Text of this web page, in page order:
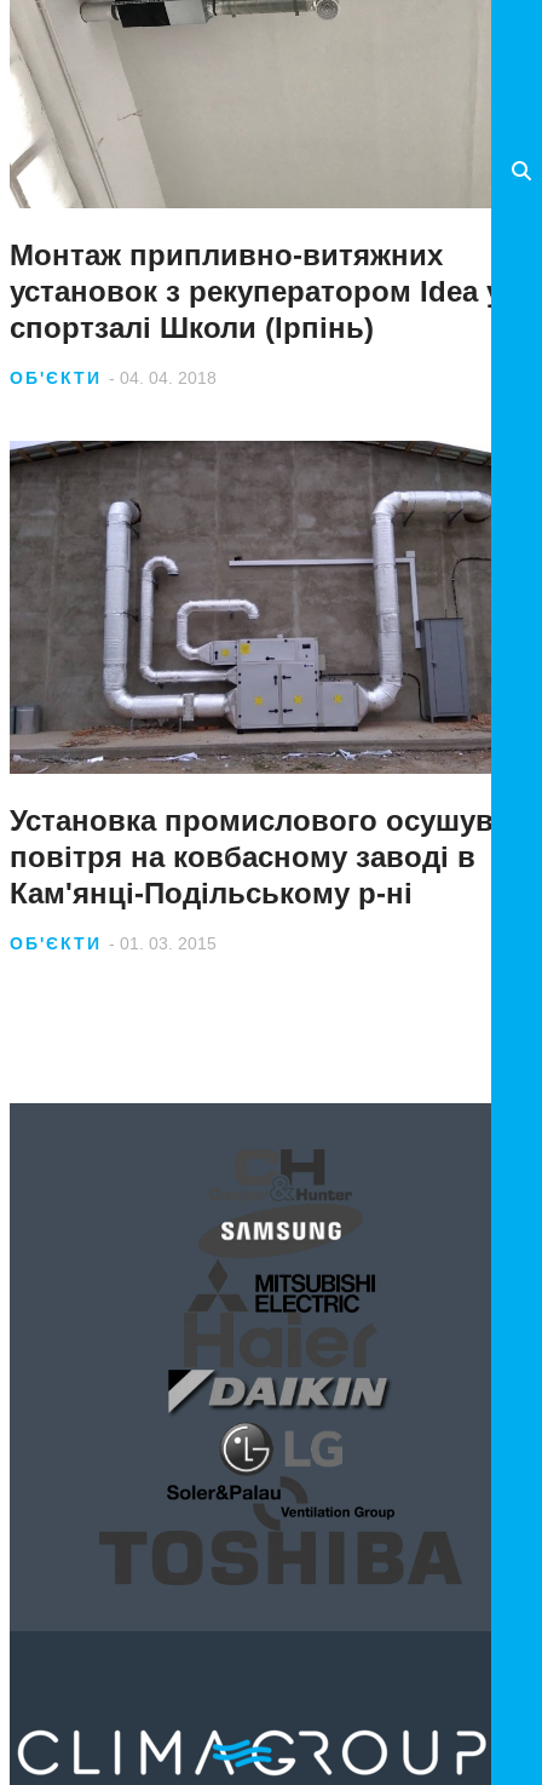
Монтаж припливно-витяжних
установок з рекуператором Idea у
спортзалі Школи (Ірпінь)
ОБ'ЄКТИ - 04. 04. 2018
Установка промислового осушувача
повітря на ковбасному заводі в
Кам'янці-Подільському р-ні
ОБ'ЄКТИ - 01. 03. 2015